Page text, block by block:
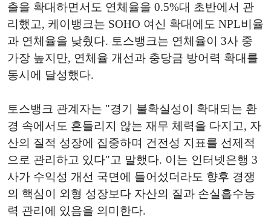
출을 확대하면서도 연체율을 0.5%대 초반에서 관
리했고, 케이뱅크는 SOHO 여신 확대에도 NPL비율
과 연체율을 낮췄다. 토스뱅크는 연체율이 3사 중
가장 높지만, 연체율 개선과 충당금 방어력 확대를
동시에 달성했다.
토스뱅크 관계자는 "경기 불확실성이 확대되는 환
경 속에서도 흔들리지 않는 재무 체력을 다지고, 자
산의 질적 성장에 집중하며 건전성 지표를 선제적
으로 관리하고 있다"고 말했다. 이는 인터넷은행 3
사가 수익성 개선 국면에 들어섰더라도 향후 경쟁
의 핵심이 외형 성장보다 자산의 질과 손실흡수능
력 관리에 있음을 의미한다.